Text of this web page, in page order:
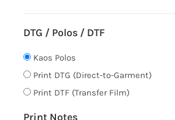
DTG / Polos / DTF
Kaos Polos
Print DTG (Direct-to-Garment)
Print DTF (Transfer Film)
Print Notes